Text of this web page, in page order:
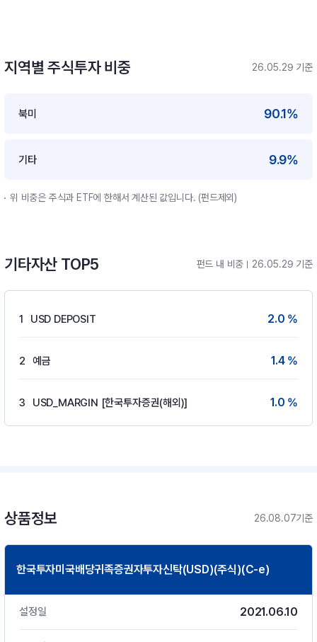
지역별 주식투자 비중 26.05.29 기준
북미 90.1%
기타 9.9%
위 비중은 주식과 ETF에 한해서 계산된 값입니다. (펀드제외)
기타자산 TOP5 펀드 내 비중 26.05.29 기준
1 USD DEPOSIT 2.0 %
2 예금 1.4 %
3 USD_MARGIN [한국투자증권(해외)] 1.0 %
상품정보 26.08.07기준
한국투자미국배당귀족증권자투자신탁(USD)(주식)(C-e)
설정일 2021.06.10